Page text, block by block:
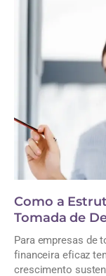
Como a
Tomada de
Para empresas de
financeira eficaz
crescimento